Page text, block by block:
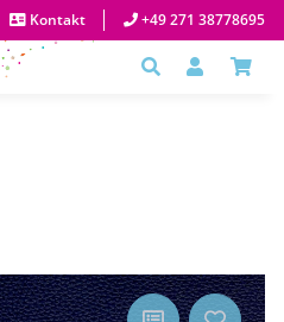
Kontakt +49 271 38778695